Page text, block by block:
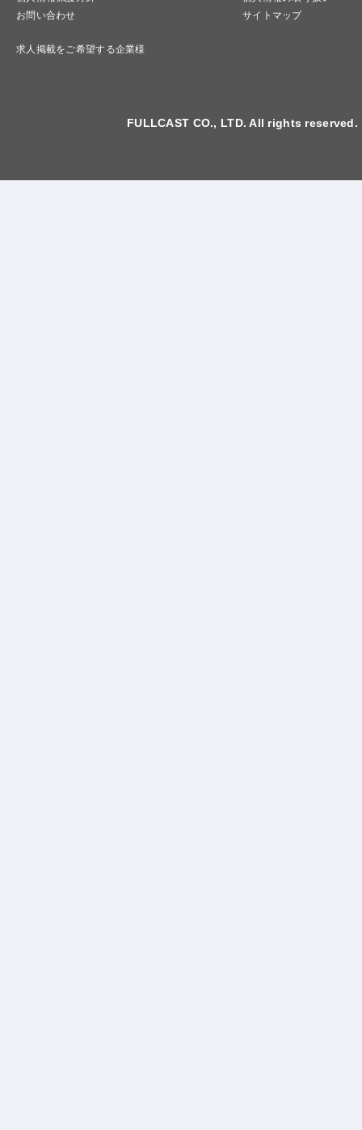
お問い合わせ
サイトマップ
求人掲載をご希望する企業様
FULLCAST CO., LTD. All rights reserved.